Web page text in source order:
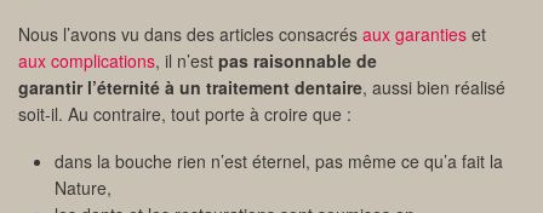
Nous l’avons vu dans des articles consacrés aux garanties et
aux complications, il n’est pas raisonnable de
garantir l’éternité à un traitement dentaire, aussi bien réalisé
soit-il. Au contraire, tout porte à croire que :
dans la bouche rien n’est éternel, pas même ce qu’a fait la
Nature,